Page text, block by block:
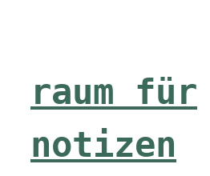
raum für
notizen